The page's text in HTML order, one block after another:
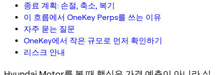
종료 계획: 손절, 축소, 복기
이 흐름에서 OneKey Perps를 쓰는 이유
자주 묻는 질문
OneKey에서 작은 규모로 먼저 확인하기
리스크 안내